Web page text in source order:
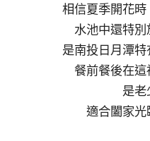
相信夏季開花時
水池中還特別
是南投日月潭特
餐前餐後在這
是老
適合闔家光